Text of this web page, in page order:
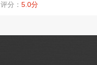
评分： 5.0分